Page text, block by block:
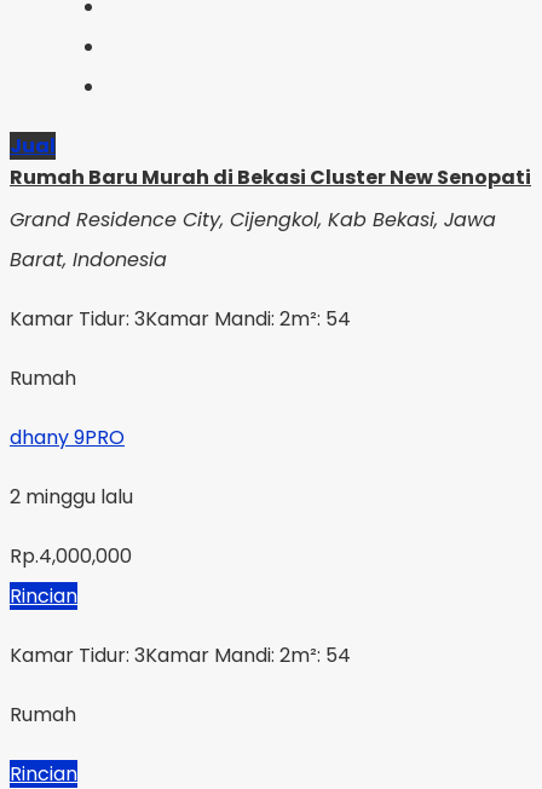
Jual
Rumah Baru Murah di Bekasi Cluster New Senopati
Grand Residence City, Cijengkol, Kab Bekasi, Jawa
Barat, Indonesia
Kamar Tidur: 3Kamar Mandi: 2m²: 54
Rumah
dhany 9PRO
2 minggu lalu
Rp.4,000,000
Rincian
Kamar Tidur: 3Kamar Mandi: 2m²: 54
Rumah
Rincian